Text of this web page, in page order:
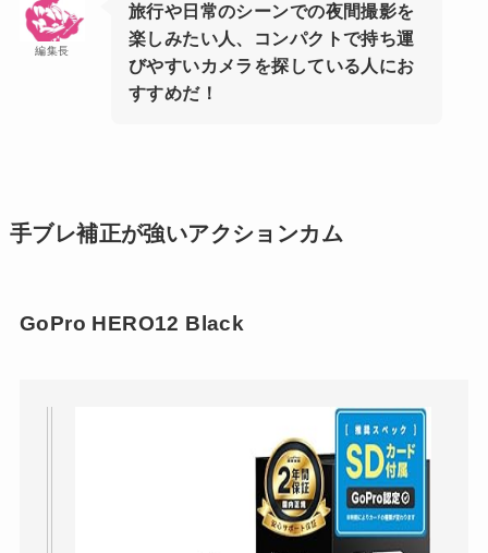
編集長
旅行や日常のシーンでの夜間撮影を
楽しみたい人、コンパクトで持ち運
びやすいカメラを探している人にお
すすめだ！
手ブレ補正が強いアクションカム
GoPro HERO12 Black